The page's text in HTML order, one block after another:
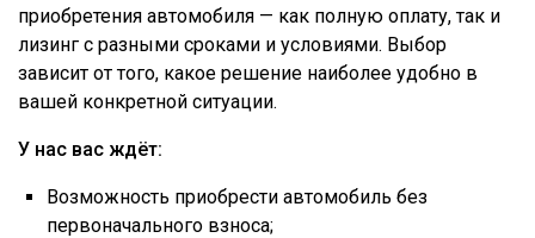
приобретения автомобиля — как полную оплату, так и
лизинг с разными сроками и условиями. Выбор
зависит от того, какое решение наиболее удобно в
вашей конкретной ситуации.
У нас вас ждёт:
Возможность приобрести автомобиль без
первоначального взноса;